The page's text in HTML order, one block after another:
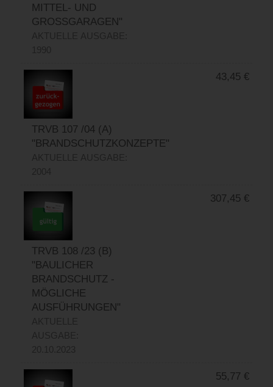
MITTEL- UND
GROSSGARAGEN"
TRVB 107 /04 (A)
"BRANDSCHUTZKONZEPTE"
43,45 €
TRVB 108 /23 (B)
"BAULICHER
BRANDSCHUTZ -
MÖGLICHE
AUSFÜHRUNGEN"
307,45 €
55,77 €